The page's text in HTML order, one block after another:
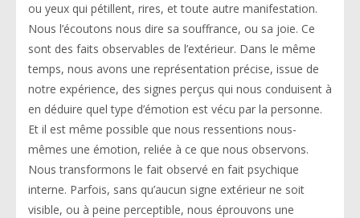
ou yeux qui pétillent, rires, et toute autre manifestation.
Nous l’écoutons nous dire sa souffrance, ou sa joie. Ce
sont des faits observables de l’extérieur. Dans le même
temps, nous avons une représentation précise, issue de
notre expérience, des signes perçus qui nous conduisent à
en déduire quel type d’émotion est vécu par la personne.
Et il est même possible que nous ressentions nous-
mêmes une émotion, reliée à ce que nous observons.
Nous transformons le fait observé en fait psychique
interne. Parfois, sans qu’aucun signe extérieur ne soit
visible, ou à peine perceptible, nous éprouvons une